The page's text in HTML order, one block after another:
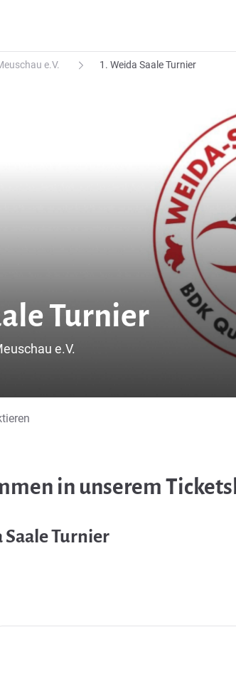
e.V. 1. Weida Saale Turnier
Turnier
e.V.
in unserem
Saale Turnier